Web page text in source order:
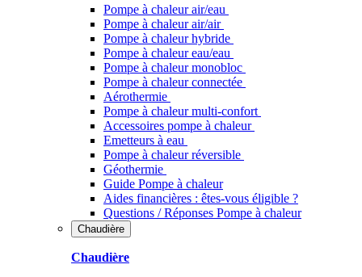
Pompe à chaleur air/eau
Pompe à chaleur air/air
Pompe à chaleur hybride
Pompe à chaleur​ eau/eau
Pompe à chaleur monobloc
Pompe à chaleur connectée
Aérothermie
Pompe à chaleur multi-confort
Accessoires pompe à chaleur
Emetteurs à eau
Pompe à chaleur réversible
Géothermie
Guide Pompe à chaleur
Aides financières : êtes-vous éligible ?
Questions / Réponses Pompe à chaleur
Chaudière
Chaudière